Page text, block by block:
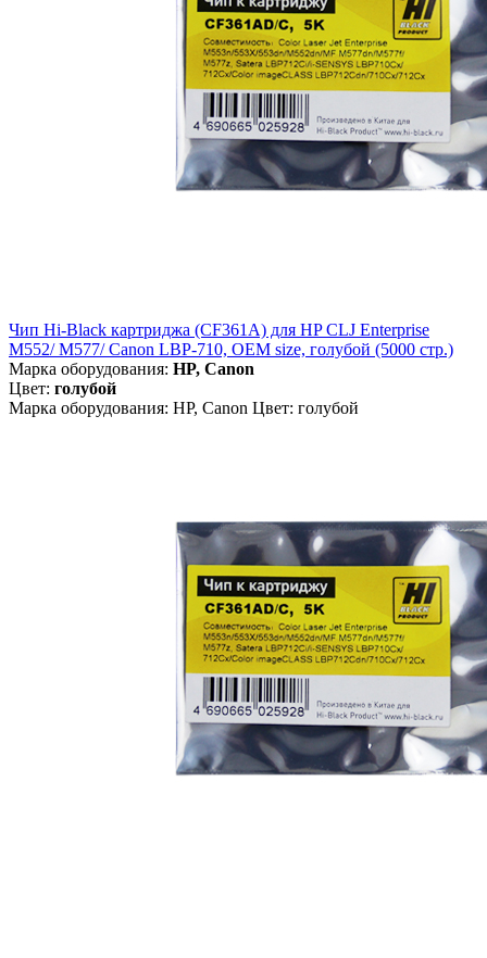
Чип Hi-Black картриджа (CF361A) для HP CLJ Enterprise
M552/ M577/ Canon LBP-710, OEM size, голубой (5000 стр.)
Марка оборудования: HP, Canon
Цвет: голубой
Марка оборудования: HP, Canon Цвет: голубой